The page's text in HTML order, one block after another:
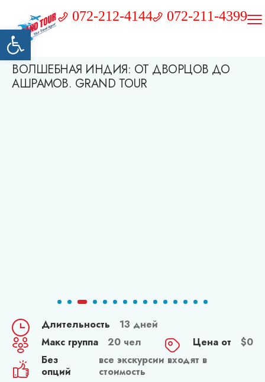
Открыть панель инструментов
072-212-4144 072-211-4399
ВОЛШЕБНАЯ ИНДИЯ: ОТ ДВОРЦОВ ДО
АШРАМОВ. GRAND TOUR
Длительность
13 дней
Макс группа
20 чел Цена от $0
Без
опций
все экскурсии входят в
стоимость